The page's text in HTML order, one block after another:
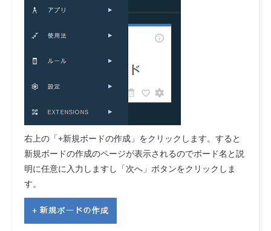
右上の「+新規ボードの作成」をクリックします。すると
新規ボードの作成のページが表示されるのでボード名と説
明に任意に入力しますし「次へ」ボタンをクリックしま
す。